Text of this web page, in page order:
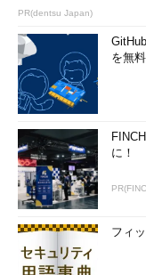
PR(dentsu Japan)
を無
に！
フィ